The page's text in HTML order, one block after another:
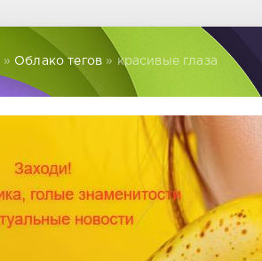
» Облако тегов » красивые глаза